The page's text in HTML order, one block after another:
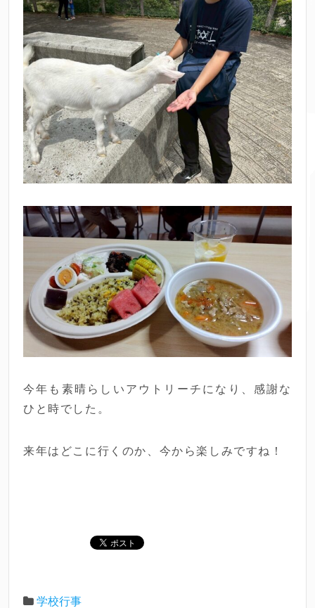
今年も素晴らしいアウトリーチになり、感謝な
ひと時でした。
来年はどこに行くのか、今から楽しみですね！
学校行事